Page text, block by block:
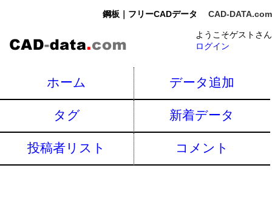
鋼板｜フリーCADデータ CAD-DATA.com
ようこそゲストさん
ログイン
ホーム データ追加
タグ 新着データ
投稿者リスト コメント